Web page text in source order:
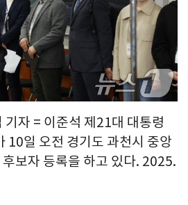
자 = 이준석 제21대 대통령
10일 오전 경기도 과천시 중앙
보자 등록을 하고 있다. 2025.